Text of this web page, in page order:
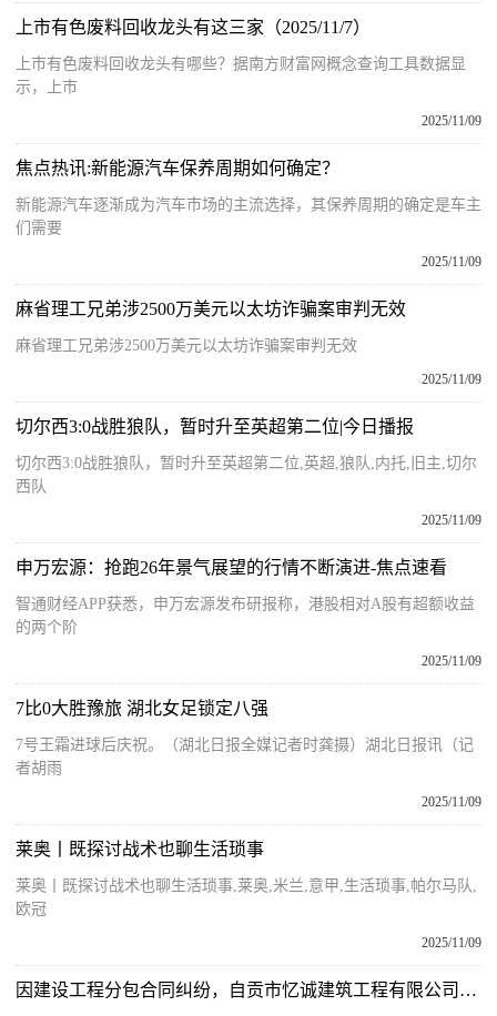
上市有色废料回收龙头有这三家（2025/11/7）
上市有色废料回收龙头有哪些？据南方财富网概念查询工具数据显
示，上市
2025/11/09
焦点热讯:新能源汽车保养周期如何确定？
新能源汽车逐渐成为汽车市场的主流选择，其保养周期的确定是车主
们需要
2025/11/09
麻省理工兄弟涉2500万美元以太坊诈骗案审判无效
麻省理工兄弟涉2500万美元以太坊诈骗案审判无效
2025/11/09
切尔西3:0战胜狼队，暂时升至英超第二位|今日播报
切尔西3:0战胜狼队，暂时升至英超第二位,英超,狼队,内托,旧主,切尔
西队
2025/11/09
申万宏源：抢跑26年景气展望的行情不断演进-焦点速看
智通财经APP获悉，申万宏源发布研报称，港股相对A股有超额收益
的两个阶
2025/11/09
7比0大胜豫旅 湖北女足锁定八强
7号王霜进球后庆祝。（湖北日报全媒记者时龚摄）湖北日报讯（记
者胡雨
2025/11/09
莱奥丨既探讨战术也聊生活琐事
莱奥丨既探讨战术也聊生活琐事,莱奥,米兰,意甲,生活琐事,帕尔马队,
欧冠
2025/11/09
因建设工程分包合同纠纷，自贡市忆诚建筑工程有限公司起诉陕建股份 新消息